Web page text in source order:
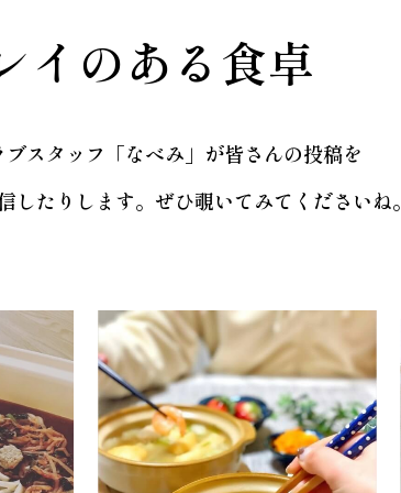
イのある食卓
スタッフ 「なべみ」が皆さんの投稿を
したりします。 ぜひ覗いてみてくださいね。